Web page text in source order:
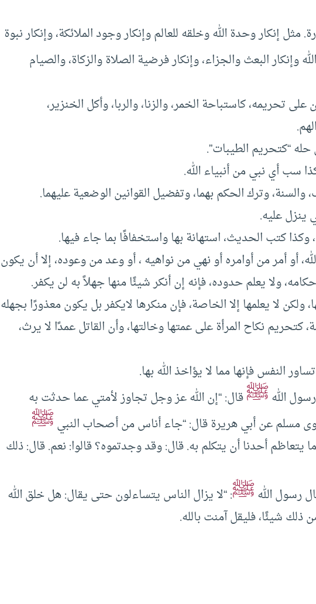
مثل إنكار وحدة الله وخلقه للعالم وإنكار وجود الملائكة، وإنكار نبوة
وإنكار البعث والجزاء، وإنكار فرضية الصلاة والزكاة، والصيام
تحريمه، كاستباحة الخمر، والزنا، والربا، وأكل الخنزير،
وكذا كتب الحديث، استهانة بها واستخفافًا بما جاء فيها.
أو أمر من أوامره أو نهي من نواهيه ، أو وعد من وعوده، إلا أن يكون
ولا يعلم حدوده، فإنه إن أنكر شيئًا منها جهلاً به لن يكفر.
ولكن لا يعلمها إلا الخاصة، فإن منكرها لايكفر بل يكون معذورًا بجهله
كتحريم نكاح المرأة على عمتها وخالتها، وأن القاتل عمدًا لا يرث،
النفس فإنها مما لا يؤاخذ الله بها.
اللهﷺقال: “إن الله عز وجل تجاوز لأمتي عما حدثت به
مسلم عن أبي هريرة قال: “جاء أناس من أصحاب النبيﷺ
يتعاظم أحدنا أن يتكلم به. قال: وقد وجدتموه؟ قالوا: نعم. قال: ذلك
رسول اللهﷺ: “لا يزال الناس يتساءلون حتى يقال: هل خلق الله
شيئًا، فليقل آمنت بالله.